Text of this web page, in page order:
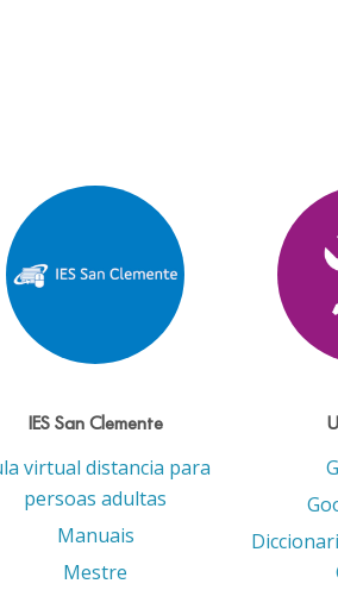
IES San Clemente
virtual distancia para
persoas adultas
Manuais
Mestre